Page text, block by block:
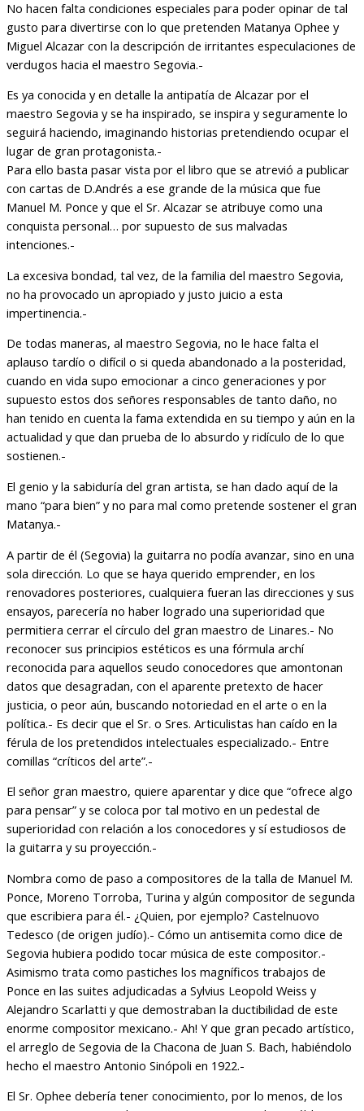
No hacen falta condiciones especiales para poder opinar de tal
gusto para divertirse con lo que pretenden Matanya Ophee y
Miguel Alcazar con la descripción de irritantes especulaciones de
verdugos hacia el maestro Segovia.-
Es ya conocida y en detalle la antipatía de Alcazar por el
maestro Segovia y se ha inspirado, se inspira y seguramente lo
seguirá haciendo, imaginando historias pretendiendo ocupar el
lugar de gran protagonista.-
Para ello basta pasar vista por el libro que se atrevió a publicar
con cartas de D.Andrés a ese grande de la música que fue
Manuel M. Ponce y que el Sr. Alcazar se atribuye como una
conquista personal… por supuesto de sus malvadas
intenciones.-
La excesiva bondad, tal vez, de la familia del maestro Segovia,
no ha provocado un apropiado y justo juicio a esta
impertinencia.-
De todas maneras, al maestro Segovia, no le hace falta el
aplauso tardío o difícil o si queda abandonado a la posteridad,
cuando en vida supo emocionar a cinco generaciones y por
supuesto estos dos señores responsables de tanto daño, no
han tenido en cuenta la fama extendida en su tiempo y aún en la
actualidad y que dan prueba de lo absurdo y ridículo de lo que
sostienen.-
El genio y la sabiduría del gran artista, se han dado aquí de la
mano “para bien” y no para mal como pretende sostener el gran
Matanya.-
A partir de él (Segovia) la guitarra no podía avanzar, sino en una
sola dirección. Lo que se haya querido emprender, en los
renovadores posteriores, cualquiera fueran las direcciones y sus
ensayos, parecería no haber logrado una superioridad que
permitiera cerrar el círculo del gran maestro de Linares.- No
reconocer sus principios estéticos es una fórmula archí
reconocida para aquellos seudo conocedores que amontonan
datos que desagradan, con el aparente pretexto de hacer
justicia, o peor aún, buscando notoriedad en el arte o en la
política.- Es decir que el Sr. o Sres. Articulistas han caído en la
férula de los pretendidos intelectuales especializado.- Entre
comillas “críticos del arte”.-
El señor gran maestro, quiere aparentar y dice que “ofrece algo
para pensar” y se coloca por tal motivo en un pedestal de
superioridad con relación a los conocedores y sí estudiosos de
la guitarra y su proyección.-
Nombra como de paso a compositores de la talla de Manuel M.
Ponce, Moreno Torroba, Turina y algún compositor de segunda
que escribiera para él.- ¿Quien, por ejemplo? Castelnuovo
Tedesco (de origen judío).- Cómo un antisemita como dice de
Segovia hubiera podido tocar música de este compositor.-
Asimismo trata como pastiches los magníficos trabajos de
Ponce en las suites adjudicadas a Sylvius Leopold Weiss y
Alejandro Scarlatti y que demostraban la ductibilidad de este
enorme compositor mexicano.- Ah! Y que gran pecado artístico,
el arreglo de Segovia de la Chacona de Juan S. Bach, habiéndolo
hecho el maestro Antonio Sinópoli en 1922.-
El Sr. Ophee debería tener conocimiento, por lo menos, de los